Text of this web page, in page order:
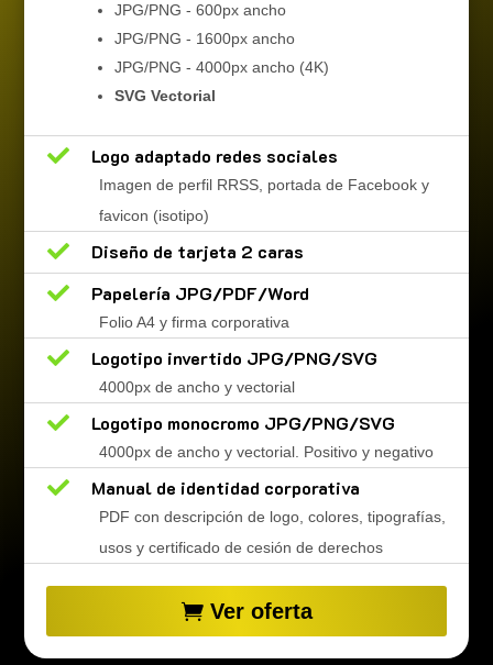
JPG/PNG - 600px ancho
JPG/PNG - 1600px ancho
JPG/PNG - 4000px ancho (4K)
SVG Vectorial
 Logo adaptado redes sociales
Imagen de perfil RRSS, portada de Facebook y
favicon (isotipo)

Diseño de tarjeta 2 caras

Papelería JPG/PDF/Word
Folio A4 y firma corporativa
 Logotipo invertido JPG/PNG/SVG
4000px de ancho y vectorial
 Logotipo monocromo JPG/PNG/SVG
4000px de ancho y vectorial. Positivo y negativo
 Manual de identidad corporativa
PDF con descripción de logo, colores, tipografías,
usos y certificado de cesión de derechos
Ver oferta